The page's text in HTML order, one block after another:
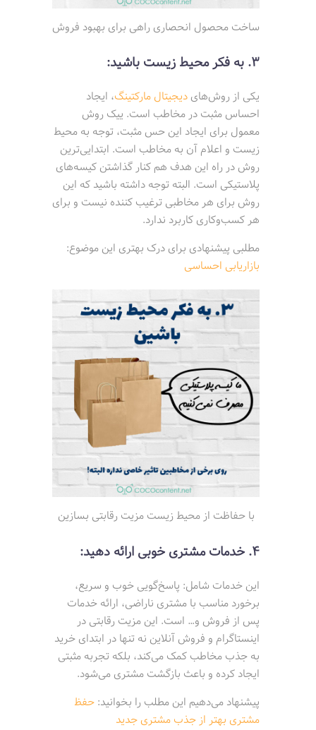
ساخت محصول انحصاری راهی برای بهبود فروش
3. به فکر محیط زیست باشید:
یکی از روش‌های دیجیتال مارکتینگ، ایجاد
احساس مثبت در مخاطب است. ییک روش
معمول برای ایجاد این حس مثبت، توجه به محیط
زیست و اعلام آن به مخاطب است. ابتدایی‌ترین
روش در راه این هدف هم کنار گذاشتن کیسه‌های
پلاستیکی است. البته توجه داشته باشید که این
روش برای هر مخاطبی ترغیب کننده نیست و برای
هر کسب‌وکاری کاربرد ندارد.
مطلبی پیشنهادی برای درک بهتری این موضوع:
بازاریابی احساسی
با حفاظت از محیط زیست مزیت رقابتی بسازین
4. خدمات مشتری خوبی ارائه دهید:
این خدمات شامل: پاسخ‌گویی خوب و سریع،
برخورد مناسب با مشتری ناراضی، ارائه خدمات
پس از فروش و… است. این مزیت رقابتی در
اینستاگرام و فروش آنلاین نه تنها در ابتدای خرید
به جذب مخاطب کمک می‌کند، بلکه تجربه مثبتی
ایجاد کرده و باعث بازگشت مشتری می‌شود.
پیشنهاد می‌دهیم این مطلب را بخوانید: حفظ
مشتری بهتر از جذب مشتری جدید